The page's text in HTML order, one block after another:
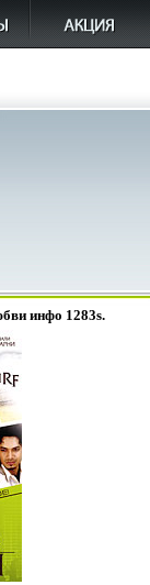
инфо 1283s.